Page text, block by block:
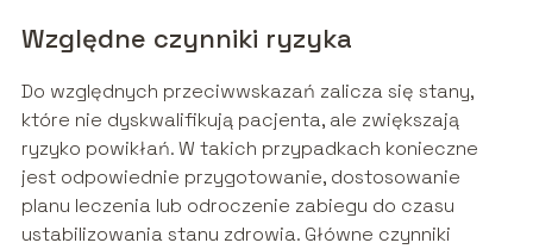
Względne czynniki ryzyka
Do względnych przeciwwskazań zalicza się stany,
które nie dyskwalifikują pacjenta, ale zwiększają
ryzyko powikłań. W takich przypadkach konieczne
jest odpowiednie przygotowanie, dostosowanie
planu leczenia lub odroczenie zabiegu do czasu
ustabilizowania stanu zdrowia. Główne czynniki